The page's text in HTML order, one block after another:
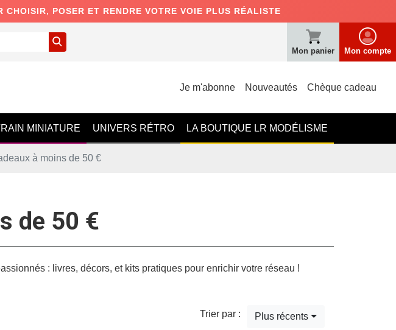
POSER ET RENDRE VOTRE VOIE PLUS RÉALISTE
Mon panier Mon compte
Je m'abonne Nouveautés Chèque cadeau
MINIATURE UNIVERS RÉTRO LA BOUTIQUE LR MODÉLISME
à moins de 50 €
de 50 €
: livres, décors, et kits pratiques pour enrichir votre réseau !
Trier par : Plus récents